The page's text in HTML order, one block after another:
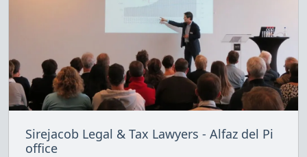
Sirejacob Legal & Tax Lawyers - Alfaz del Pi
office